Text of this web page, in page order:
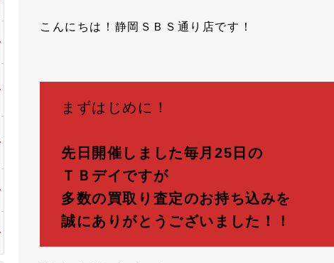
こんにちは！静岡ＳＢＳ通り店です！
まずはじめに！
先日開催しました毎月25日の
ＴＢデイですが
多数の買取り査定のお持ち込みを
誠にありがとうございました！！